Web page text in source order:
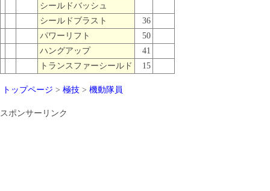
シールドバッシュ
シールドブラスト
36
パワーリフト
50
ハングアップ
41
トランスファーシールド
15
トップページ > 極技 > 機動隊員
スポンサーリンク